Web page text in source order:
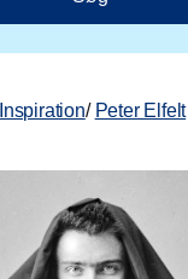
Inspiration/ Peter Elfelt